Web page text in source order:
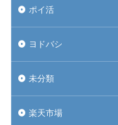
ポイ活
ヨドバシ
未分類
楽天市場